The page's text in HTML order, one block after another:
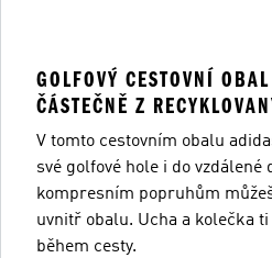
GOLFOVÝ CESTOVNÍ
ČÁSTEČNĚ Z
V tomto cestovním obalu
své golfové hole i do vzdálené
kompresním popruhům
uvnitř obalu. Ucha a kolečka
během cesty.